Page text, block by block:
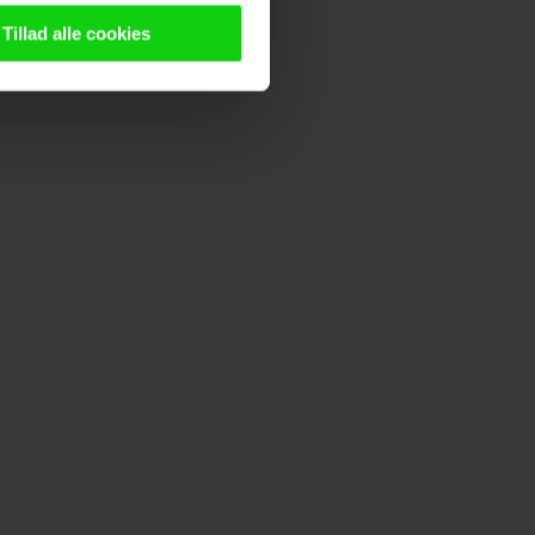
tilgår oplysninger på din
lave
valg anvendes på
Tillad alle cookies